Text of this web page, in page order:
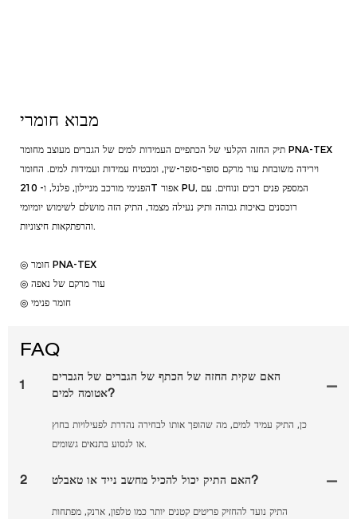
מבוא חומרי
תיק החזה הקלעי של הכתפיים העמידות למים של הגברים מעוצב מחומר PNA-TEX
וירידה משובחת עור מרקם סופר-סופר-שין, ומבטיח עמידות ועמידות למים. החומר
הפנימי מורכב מניילון, פלנל, ו- 210T אפור PU, המספק פנים רכים ונוחים. עם
רוכסנים באיכות גבוהה ותיק נעילה מצמד, התיק הזה מושלם לשימוש יומיומי
והרפתקאות חיצוניות.
◎ חומר PNA-TEX
◎ עור מרקם של נאפה
◎ חומר פנימי
FAQ
1
האם שקית החזה של הכתף של הגברים של הגברים
אטומה למים?
כן, התיק עמיד למים, מה שהופך אותו לבחירה נהדרת לפעילויות בחוץ
או לנסוע בתנאים גשומים.
2 האם התיק יכול להכיל מחשב נייד או טאבלט?
התיק נועד להחזיק פריטים קטנים יותר כמו טלפון, ארנק, מפתחות